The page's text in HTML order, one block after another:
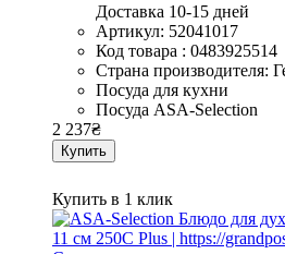
Доставка 10-15 дней
Артикул: 52041017
Код товара : 0483925514
Страна производителя:
Посуда для кухни
Посуда ASA-Selection
2 237₴
Купить
Купить в 1 клик